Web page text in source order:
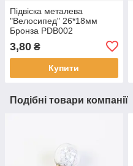
Підвіска металева
"Велосипед" 26*18мм
Бронза PDB002
3,80 ₴
Купити
Подібні товари компанії